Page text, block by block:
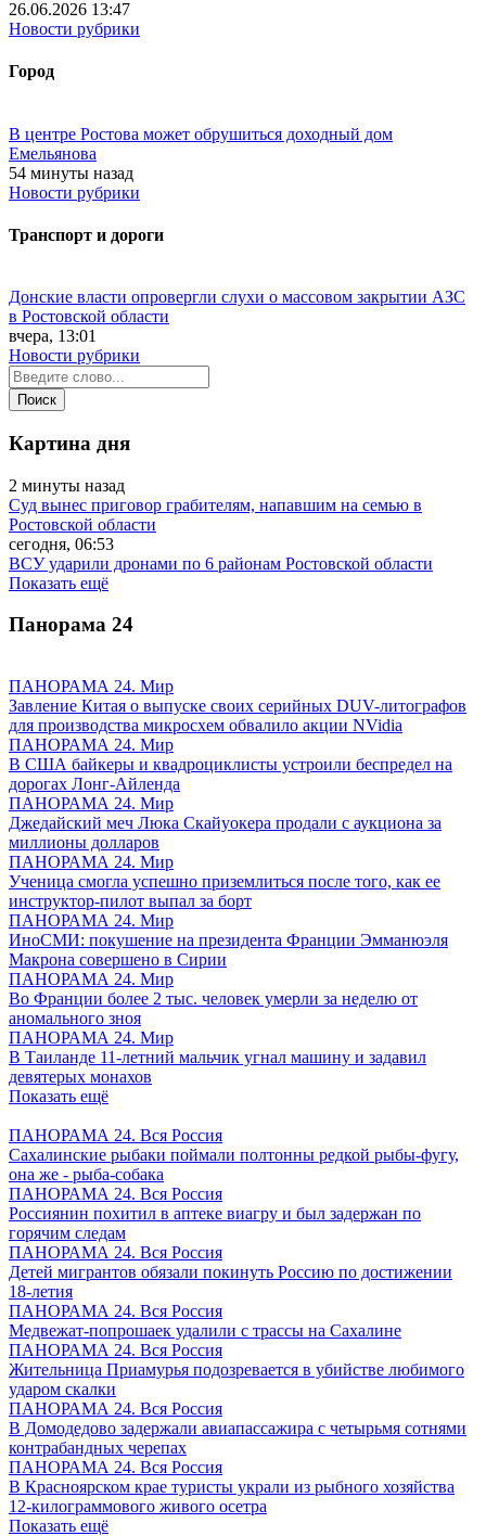
26.06.2026 13:47
Новости рубрики
Город
В центре Ростова может обрушиться доходный дом
Емельянова
54 минуты назад
Новости рубрики
Транспорт и дороги
Донские власти опровергли слухи о массовом закрытии АЗС
в Ростовской области
вчера, 13:01
Новости рубрики
Картина дня
2 минуты назад
Суд вынес приговор грабителям, напавшим на семью в
Ростовской области
сегодня, 06:53
ВСУ ударили дронами по 6 районам Ростовской области
Показать ещё
Панорама 24
ПАНОРАМА 24. Мир
Завление Китая о выпуске своих серийных DUV-литографов
для производства микросхем обвалило акции NVidia
ПАНОРАМА 24. Мир
В США байкеры и квадроциклисты устроили беспредел на
дорогах Лонг-Айленда
ПАНОРАМА 24. Мир
Джедайский меч Люка Скайуокера продали с аукциона за
миллионы долларов
ПАНОРАМА 24. Мир
Ученица смогла успешно приземлиться после того, как ее
инструктор-пилот выпал за борт
ПАНОРАМА 24. Мир
ИноСМИ: покушение на президента Франции Эмманюэля
Макрона совершено в Сирии
ПАНОРАМА 24. Мир
Во Франции более 2 тыс. человек умерли за неделю от
аномального зноя
ПАНОРАМА 24. Мир
В Таиланде 11-летний мальчик угнал машину и задавил
девятерых монахов
Показать ещё
ПАНОРАМА 24. Вся Россия
Сахалинские рыбаки поймали полтонны редкой рыбы-фугу,
она же - рыба-собака
ПАНОРАМА 24. Вся Россия
Россиянин похитил в аптеке виагру и был задержан по
горячим следам
ПАНОРАМА 24. Вся Россия
Детей мигрантов обязали покинуть Россию по достижении
18-летия
ПАНОРАМА 24. Вся Россия
Медвежат-попрошаек удалили с трассы на Сахалине
ПАНОРАМА 24. Вся Россия
Жительница Приамурья подозревается в убийстве любимого
ударом скалки
ПАНОРАМА 24. Вся Россия
В Домодедово задержали авиапассажира с четырьмя сотнями
контрабандных черепах
ПАНОРАМА 24. Вся Россия
В Красноярском крае туристы украли из рыбного хозяйства
12-килограммового живого осетра
Показать ещё